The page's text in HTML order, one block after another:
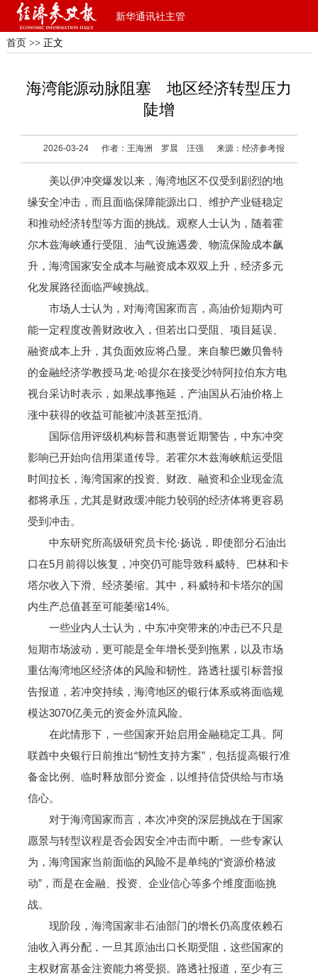
新华通讯社主管
首页 >> 正文
海湾能源动脉阻塞 地区经济转型压力
陡增
2026-03-24 作者：王海洲 罗晨 汪强 来源：经济参考报
美以伊冲突爆发以来，海湾地区不仅受到剧烈的地
缘安全冲击，而且面临保障能源出口、维护产业链稳定
和推动经济转型等方面的挑战。观察人士认为，随着霍
尔木兹海峡通行受阻、油气设施遇袭、物流保险成本飙
升，海湾国家安全成本与融资成本双双上升，经济多元
化发展路径面临严峻挑战。
市场人士认为，对海湾国家而言，高油价短期内可
能一定程度改善财政收入，但若出口受阻、项目延误、
融资成本上升，其负面效应将凸显。来自黎巴嫩贝鲁特
的金融经济学教授马龙·哈提尔在接受沙特阿拉伯东方电
视台采访时表示，如果战事拖延，产油国从石油价格上
涨中获得的收益可能被冲淡甚至抵消。
国际信用评级机构标普和惠誉近期警告，中东冲突
影响已开始向信用渠道传导。若霍尔木兹海峡航运受阻
时间拉长，海湾国家的投资、财政、融资和企业现金流
都将承压，尤其是财政缓冲能力较弱的经济体将更容易
受到冲击。
中东研究所高级研究员卡伦·扬说，即使部分石油出
口在5月前得以恢复，冲突仍可能导致科威特、巴林和卡
塔尔收入下滑、经济萎缩。其中，科威特和卡塔尔的国
内生产总值甚至可能萎缩14%。
一些业内人士认为，中东冲突带来的冲击已不只是
短期市场波动，更可能是全年增长受到拖累，以及市场
重估海湾地区经济体的风险和韧性。路透社援引标普报
告报道，若冲突持续，海湾地区的银行体系或将面临规
模达3070亿美元的资金外流风险。
在此情形下，一些国家开始启用金融稳定工具。阿
联酋中央银行日前推出“韧性支持方案”，包括提高银行准
备金比例、临时释放部分资金，以维持信贷供给与市场
信心。
对于海湾国家而言，本次冲突的深层挑战在于国家
愿景与转型议程是否会因安全冲击而中断。一些专家认
为，海湾国家当前面临的风险不是单纯的“资源价格波
动”，而是在金融、投资、企业信心等多个维度面临挑
战。
现阶段，海湾国家非石油部门的增长仍高度依赖石
油收入再分配，一旦其原油出口长期受阻，这些国家的
主权财富基金注资能力将受损。路透社报道，至少有三